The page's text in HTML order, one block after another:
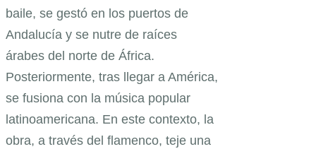
baile, se gestó en los puertos de
Andalucía y se nutre de raíces
árabes del norte de África.
Posteriormente, tras llegar a América,
se fusiona con la música popular
latinoamericana. En este contexto, la
obra, a través del flamenco, teje una